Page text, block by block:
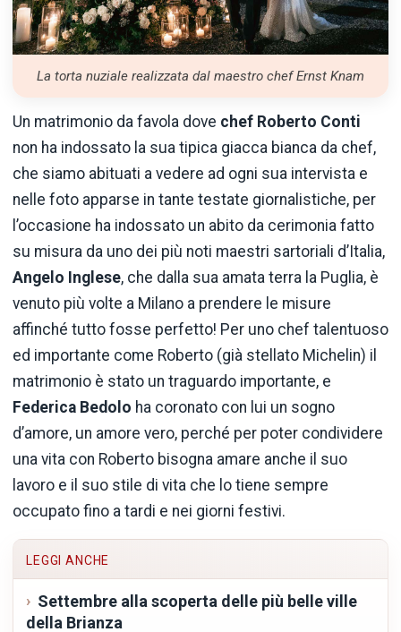
La torta nuziale realizzata dal maestro chef Ernst Knam
Un matrimonio da favola dove chef Roberto Conti
non ha indossato la sua tipica giacca bianca da chef,
che siamo abituati a vedere ad ogni sua intervista e
nelle foto apparse in tante testate giornalistiche, per
l’occasione ha indossato un abito da cerimonia fatto
su misura da uno dei più noti maestri sartoriali d’Italia,
Angelo Inglese, che dalla sua amata terra la Puglia, è
venuto più volte a Milano a prendere le misure
affinché tutto fosse perfetto! Per uno chef talentuoso
ed importante come Roberto (già stellato Michelin) il
matrimonio è stato un traguardo importante, e
Federica Bedolo ha coronato con lui un sogno
d’amore, un amore vero, perché per poter condividere
una vita con Roberto bisogna amare anche il suo
lavoro e il suo stile di vita che lo tiene sempre
occupato fino a tardi e nei giorni festivi.
LEGGI ANCHE
Settembre alla scoperta delle più belle ville
della Brianza